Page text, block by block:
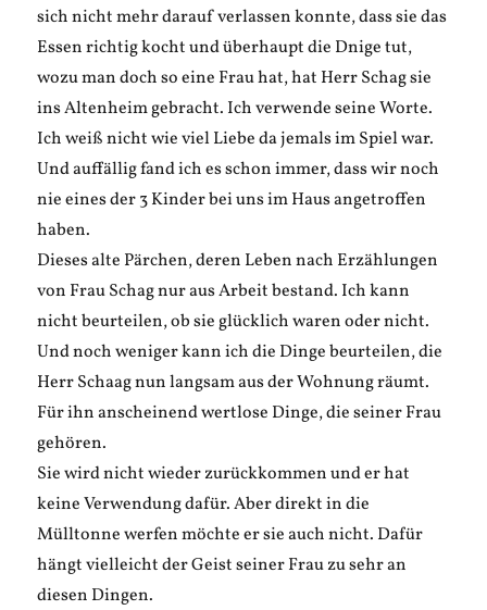
sich nicht mehr darauf verlassen konnte, dass sie das
Essen richtig kocht und überhaupt die Dnige tut,
wozu man doch so eine Frau hat, hat Herr Schag sie
ins Altenheim gebracht. Ich verwende seine Worte.
Ich weiß nicht wie viel Liebe da jemals im Spiel war.
Und auffällig fand ich es schon immer, dass wir noch
nie eines der 3 Kinder bei uns im Haus angetroffen
haben.
Dieses alte Pärchen, deren Leben nach Erzählungen
von Frau Schag nur aus Arbeit bestand. Ich kann
nicht beurteilen, ob sie glücklich waren oder nicht.
Und noch weniger kann ich die Dinge beurteilen, die
Herr Schaag nun langsam aus der Wohnung räumt.
Für ihn anscheinend wertlose Dinge, die seiner Frau
gehören.
Sie wird nicht wieder zurückkommen und er hat
keine Verwendung dafür. Aber direkt in die
Mülltonne werfen möchte er sie auch nicht. Dafür
hängt vielleicht der Geist seiner Frau zu sehr an
diesen Dingen.